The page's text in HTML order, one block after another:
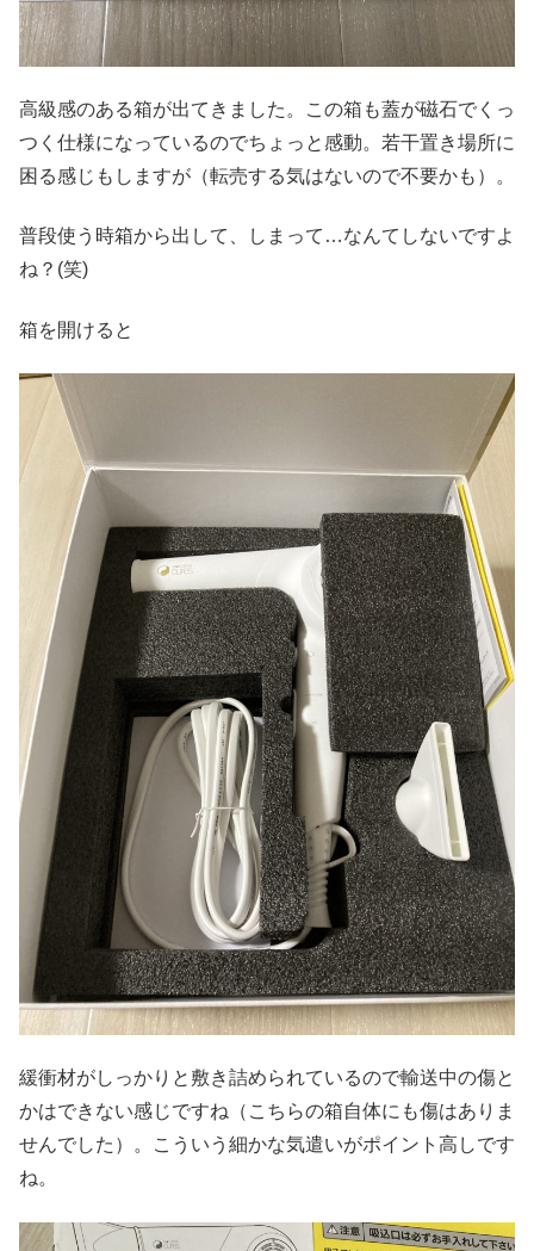
高級感のある箱が出てきました。この箱も蓋が磁石でくっ
つく仕様になっているのでちょっと感動。若干置き場所に
困る感じもしますが（転売する気はないので不要かも）。
普段使う時箱から出して、しまって…なんてしないですよ
ね？(笑)
箱を開けると
緩衝材がしっかりと敷き詰められているので輸送中の傷と
かはできない感じですね（こちらの箱自体にも傷はありま
せんでした）。こういう細かな気遣いがポイント高しです
ね。